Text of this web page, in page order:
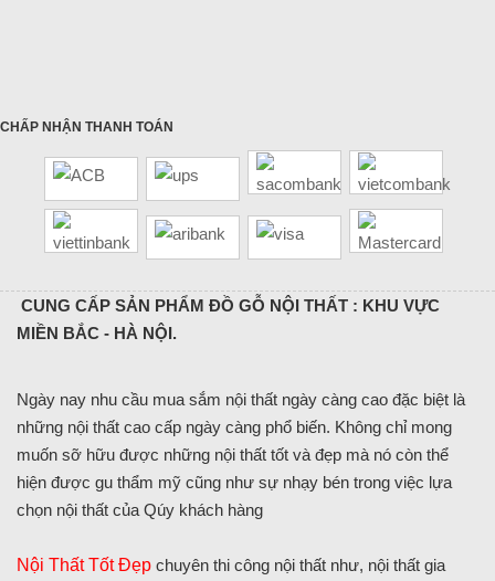
CHẤP NHẬN THANH TOÁN
CUNG CẤP SẢN PHẨM ĐỒ GỖ NỘI THẤT : KHU VỰC
MIỀN BẮC - HÀ NỘI.
Ngày nay nhu cầu mua sắm nội thất ngày càng cao đặc biệt là
những nội thất cao cấp ngày càng phổ biến. Không chỉ mong
muốn sỡ hữu được những nội thất tốt và đẹp mà nó còn thể
hiện được gu thẩm mỹ cũng như sự nhạy bén trong việc lựa
chọn nội thất của Qúy khách hàng
Nội Thất Tốt Đẹp chuyên thi công nội thất như, nội thất gia